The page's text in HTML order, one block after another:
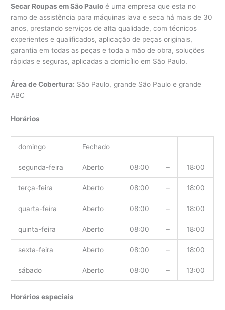
Secar Roupas em São Paulo é uma empresa que esta no
ramo de assistência para máquinas lava e seca há mais de 30
anos, prestando serviços de alta qualidade, com técnicos
experientes e qualificados, aplicação de peças originais,
garantia em todas as peças e toda a mão de obra, soluções
rápidas e seguras, aplicadas a domicílio em São Paulo.
Área de Cobertura: São Paulo, grande São Paulo e grande
ABC
Horários
domingo Fechado
segunda-feira Aberto 08:00 – 18:00
terça-feira Aberto 08:00 – 18:00
quarta-feira Aberto 08:00 – 18:00
quinta-feira Aberto 08:00 – 18:00
sexta-feira Aberto 08:00 – 18:00
sábado Aberto 08:00 – 13:00
Horários especiais